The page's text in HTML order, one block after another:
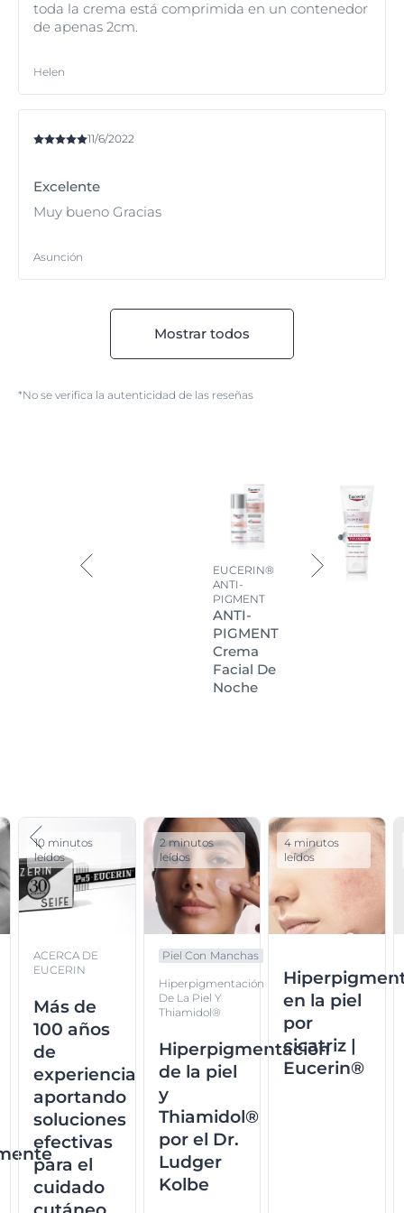
toda la crema está comprimida en un contenedor
de apenas 2cm.
Helen
11/6/2022
Excelente
Muy bueno Gracias
Asunción
Mostrar todos
*No se verifica la autenticidad de las reseñas
EUCERIN®
ANTI-
PIGMENT
ANTI-
PIGMENT
Crema
Facial De
Noche
ACERCA DE
EUCERIN
Más de
100 años
de
experiencia
aportando
soluciones
efectivas
para el
cuidado
10 minutos
leídos
Piel Con Manchas
Hiperpigmentación
De La Piel Y
Thiamidol®
Hiperpigmentación
de la piel
y
Thiamidol®
por el Dr.
Ludger
Kolbe
2 minutos
leídos
en la piel
por
cicatriz |
Eucerin®
4 minutos
leídos